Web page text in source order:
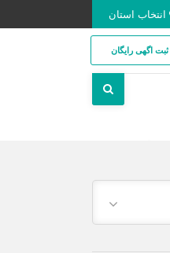
ثبت اگهی رایگان